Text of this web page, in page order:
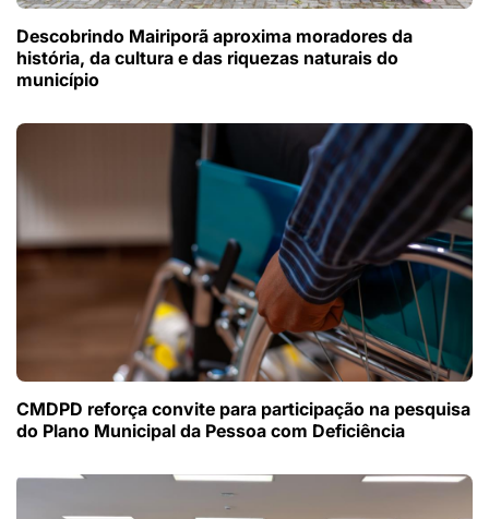
Descobrindo Mairiporã aproxima moradores da
história, da cultura e das riquezas naturais do
município
CMDPD reforça convite para participação na pesquisa
do Plano Municipal da Pessoa com Deficiência